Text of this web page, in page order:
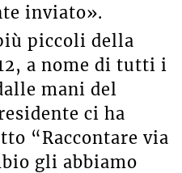
inviato».
piccoli della
a nome di tutti i
mani del
ci ha
“Raccontare via
gli abbiamo